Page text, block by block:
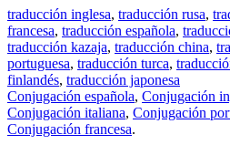
traducción inglesa, traducción rusa,
francesa, traducción española,
traducción kazaja, traducción china,
portuguesa, traducción turca,
finlandés, traducción japonesa
Conjugación española, Conjugación
Conjugación italiana, Conjugación
Conjugación francesa.